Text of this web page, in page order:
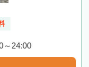
～24:00